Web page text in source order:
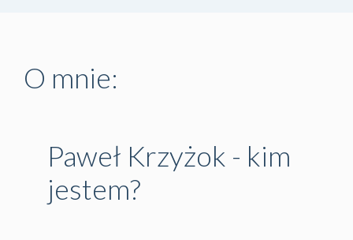
O mnie:
Paweł Krzyżok - kim
jestem?